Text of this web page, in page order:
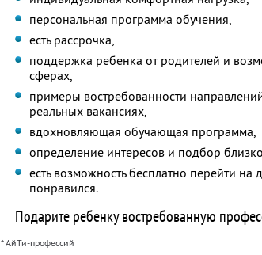
персональная программа обучения,
есть рассрочка,
поддержка ребенка от родителей и
сферах,
примеры востребованности
реальных вакансиях,
вдохновляющая обучающая программа,
определение интересов и подбор
есть возможность бесплатно перейти
понравился.
Подарите ребенку востребованную
* АйТи-профессий